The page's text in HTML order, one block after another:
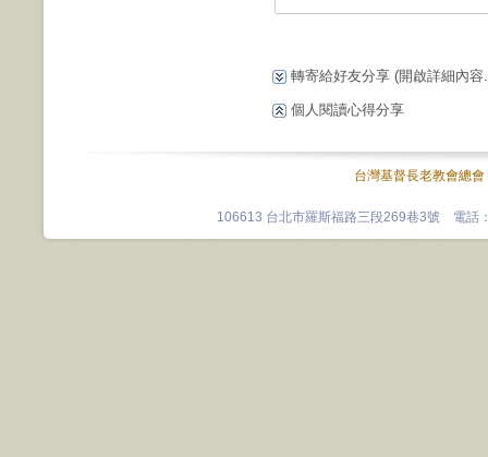
轉寄給好友分享 (開啟詳細內容
個人閱讀心得分享
台灣基督長老教會總會
106613 台北市羅斯福路三段269巷3號 電